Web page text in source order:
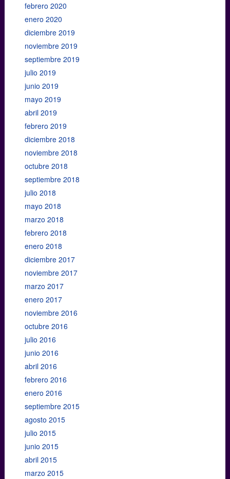
febrero 2020
enero 2020
diciembre 2019
noviembre 2019
septiembre 2019
julio 2019
junio 2019
mayo 2019
abril 2019
febrero 2019
diciembre 2018
noviembre 2018
octubre 2018
septiembre 2018
julio 2018
mayo 2018
marzo 2018
febrero 2018
enero 2018
diciembre 2017
noviembre 2017
marzo 2017
enero 2017
noviembre 2016
octubre 2016
julio 2016
junio 2016
abril 2016
febrero 2016
enero 2016
septiembre 2015
agosto 2015
julio 2015
junio 2015
abril 2015
marzo 2015